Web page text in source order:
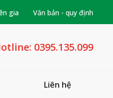
gia Văn bản - quy định
0395.135.099
Liên hệ